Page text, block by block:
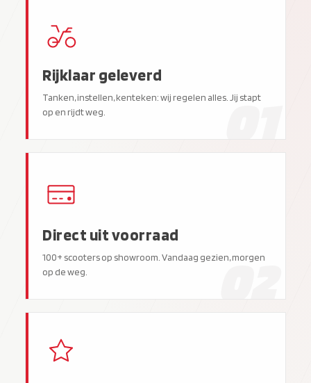
Rijklaar geleverd
Tanken, instellen, kenteken: wij regelen alles. Jij stapt
op en rijdt weg.
01
Direct uit voorraad
100+ scooters op showroom. Vandaag gezien, morgen
op de weg.
02